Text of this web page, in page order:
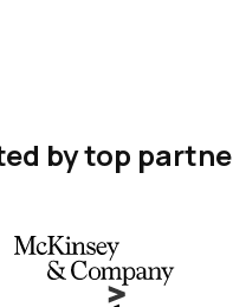
by top